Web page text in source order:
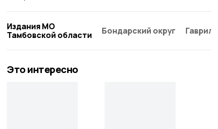
Издания МО
Тамбовской области
Бондарский округ
Это интересно